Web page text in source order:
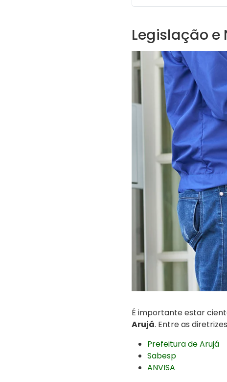
Legislação e
É importante estar
Arujá. Entre as
Prefeitura de Arujá
Sabesp
ANVISA